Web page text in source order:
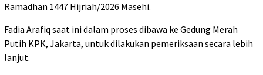
Ramadhan 1447 Hijriah/2026 Masehi.
Fadia Arafiq saat ini dalam proses dibawa ke Gedung Merah
Putih KPK, Jakarta, untuk dilakukan pemeriksaan secara lebih
lanjut.